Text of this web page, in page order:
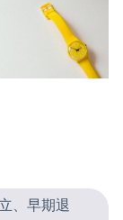
、早期退